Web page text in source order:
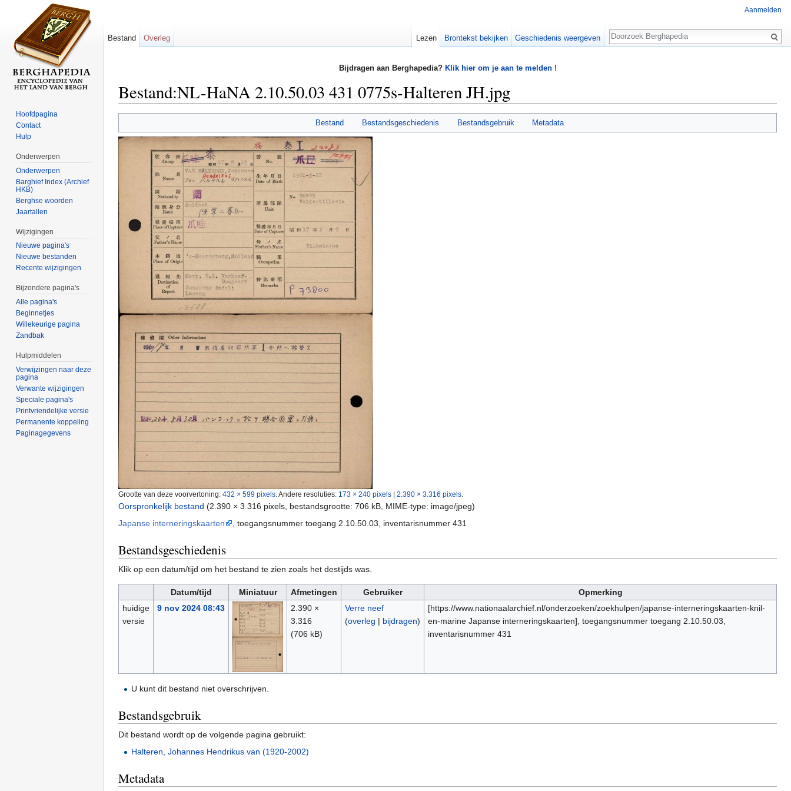
Bijdragen aan Berghapedia? Klik hier om je aan te melden !
Bestand:NL-HaNA 2.10.50.03 431 0775s-Halteren JH.jpg
Bestand Bestandsgeschiedenis Bestandsgebruik Metadata
Grootte van deze voorvertoning: 432 × 599 pixels Andere resoluties: 173 × 240 pixels | 2.390 × 3.316 pixels
Oorspronkelijk bestand (2.390 × 3.316 pixels, bestandsgrootte: 706 kB, MIME-type: image/jpeg)
Japanse interneringskaarten
, toegangsnummer toegang 2.10.50.03, inventarisnummer 431
Bestandsgeschiedenis
Klik op een datum/tijd om het bestand te zien zoals het destijds was.
Datum/tijd Miniatuur Afmetingen Gebruiker
Opmerking
huidige
versie
9 nov 2024 08:43
2.390 ×
3.316
(706 kB)
Verre neef
(overleg | bijdragen)
[https://www.nationaalarchief.nl/onderzoeken/zoekhulpen/japanse-interneringskaarten-knil-
en-marine Japanse interneringskaarten], toegangsnummer toegang 2.10.50.03,
inventarisnummer 431
U kunt dit bestand niet overschrijven.
Bestandsgebruik
Dit bestand wordt op de volgende pagina gebruikt:
Halteren, Johannes Hendrikus van (1920-2002)
Metadata
Aanmelden
Bestand Overleg Lezen Brontekst bekijken Geschiedenis weergeven
Zoeken
Hoofdpagina
Contact
Hulp
Onderwerpen
Onderwerpen
Barghief Index (Archief
HKB)
Berghse woorden
Jaartallen
Wijzigingen
Nieuwe pagina's
Nieuwe bestanden
Recente wijzigingen
Bijzondere pagina's
Alle pagina's
Beginnetjes
Willekeurige pagina
Zandbak
Hulpmiddelen
Verwijzingen naar deze
pagina
Verwante wijzigingen
Speciale pagina's
Printvriendelijke versie
Permanente koppeling
Paginagegevens